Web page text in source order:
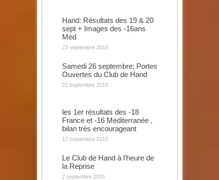
Hand: Résultats des 19 & 20
sept + Images des -16ans
Méd
23 septembre 2015
Samedi 26 septembre: Portes
Ouvertes du Club de Hand
21 septembre 2015
les 1er résultats des -18
France et -16 Méditerranée ,
bilan très encourageant
17 septembre 2015
Le Club de Hand à l’heure de
la Reprise
2 septembre 2015